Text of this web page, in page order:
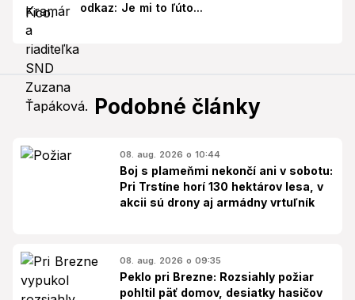
odkaz: Je mi to ľúto...
Podobné články
08. aug. 2026 o 10:44
Boj s plameňmi nekončí ani v sobotu:
Pri Trstíne horí 130 hektárov lesa, v
akcii sú drony aj armádny vrtuľník
08. aug. 2026 o 09:35
Peklo pri Brezne: Rozsiahly požiar
pohltil päť domov, desiatky hasičov